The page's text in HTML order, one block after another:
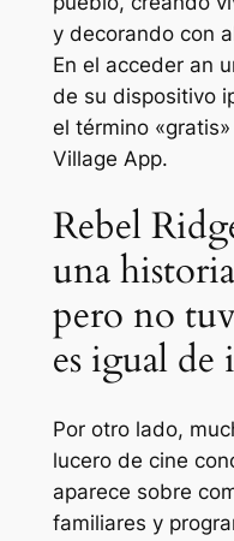
y decorando con
En el acceder an
de su dispositivo
el término‍
Village⁣ App.
Rebel
una
pero no
es igual de
Por otro lado,
lucero de cine
aparece sobre
familiares y